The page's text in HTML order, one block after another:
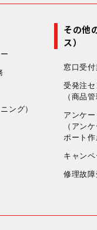
ング）
その他
ス）
窓口受付
受発注
（商品
アンケ
（アン
ポート作
キャン
修理故